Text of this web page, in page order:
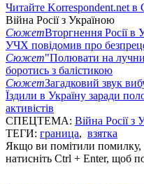
Читайте Korrespondent.net в
Війна Росії з Україною
СюжетВторгнення Росії в
УЧХ повідомив про
Сюжет"Полювати на
боротись з балістикою
СюжетЗагадковий звук
Їздили в Україну заради
активістів
СПЕЦТЕМА: Війна Росії з
ТЕГИ: граница, взятка
Якщо ви помітили помилку,
натисніть Ctrl + Enter, щоб